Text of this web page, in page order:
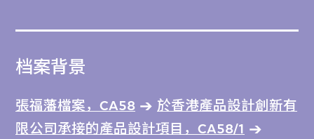
档案背景
張福藩檔案，CA58
於香港產品設計創新有
限公司承接的產品設計項目，CA58/1